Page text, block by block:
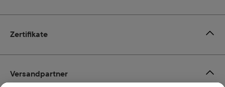
Zertifikate
Versandpartner